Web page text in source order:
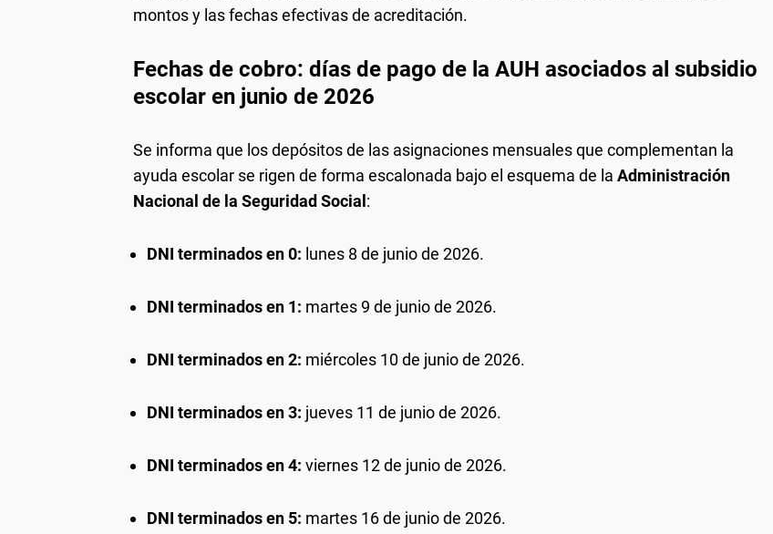
montos y las fechas efectivas de acreditación.
Fechas de cobro: días de pago de la AUH asociados al subsidio
escolar en junio de 2026
Se informa que los depósitos de las asignaciones mensuales que complementan la
ayuda escolar se rigen de forma escalonada bajo el esquema de la Administración
Nacional de la Seguridad Social:
DNI terminados en 0: lunes 8 de junio de 2026.
DNI terminados en 1: martes 9 de junio de 2026.
DNI terminados en 2: miércoles 10 de junio de 2026.
DNI terminados en 3: jueves 11 de junio de 2026.
DNI terminados en 4: viernes 12 de junio de 2026.
DNI terminados en 5: martes 16 de junio de 2026.